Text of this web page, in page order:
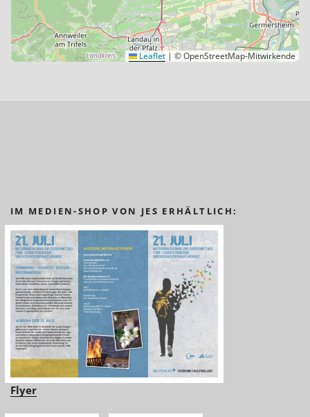
Leaflet | © OpenStreetMap-Mitwirkende
IM MEDIEN-SHOP VON JES ERHÄLTLICH:
Flyer